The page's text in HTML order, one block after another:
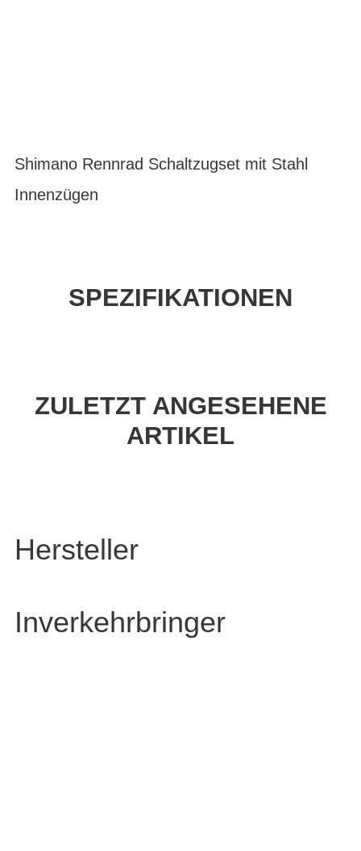
Shimano Rennrad Schaltzugset mit Stahl
Innenzügen
SPEZIFIKATIONEN
ZULETZT ANGESEHENE
ARTIKEL
Hersteller
Inverkehrbringer